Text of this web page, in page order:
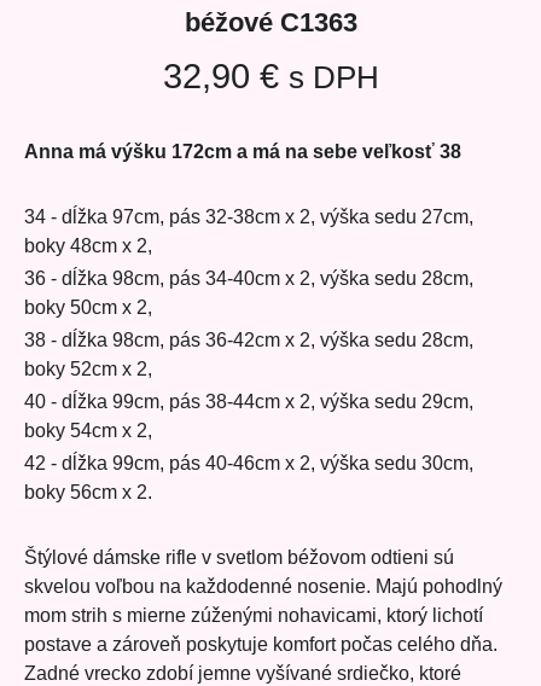
béžové C1363
32,90 € s DPH
Anna má výšku 172cm a má na sebe veľkosť 38
34 - dĺžka 97cm, pás 32-38cm x 2, výška sedu 27cm,
boky 48cm x 2,
36 - dĺžka 98cm, pás 34-40cm x 2, výška sedu 28cm,
boky 50cm x 2,
38 - dĺžka 98cm, pás 36-42cm x 2, výška sedu 28cm,
boky 52cm x 2,
40 - dĺžka 99cm, pás 38-44cm x 2, výška sedu 29cm,
boky 54cm x 2,
42 - dĺžka 99cm, pás 40-46cm x 2, výška sedu 30cm,
boky 56cm x 2.
Štýlové dámske rifle v svetlom béžovom odtieni sú
skvelou voľbou na každodenné nosenie. Majú pohodlný
mom strih s mierne zúženými nohavicami, ktorý lichotí
postave a zároveň poskytuje komfort počas celého dňa.
Zadné vrecko zdobí jemne vyšívané srdiečko, ktoré